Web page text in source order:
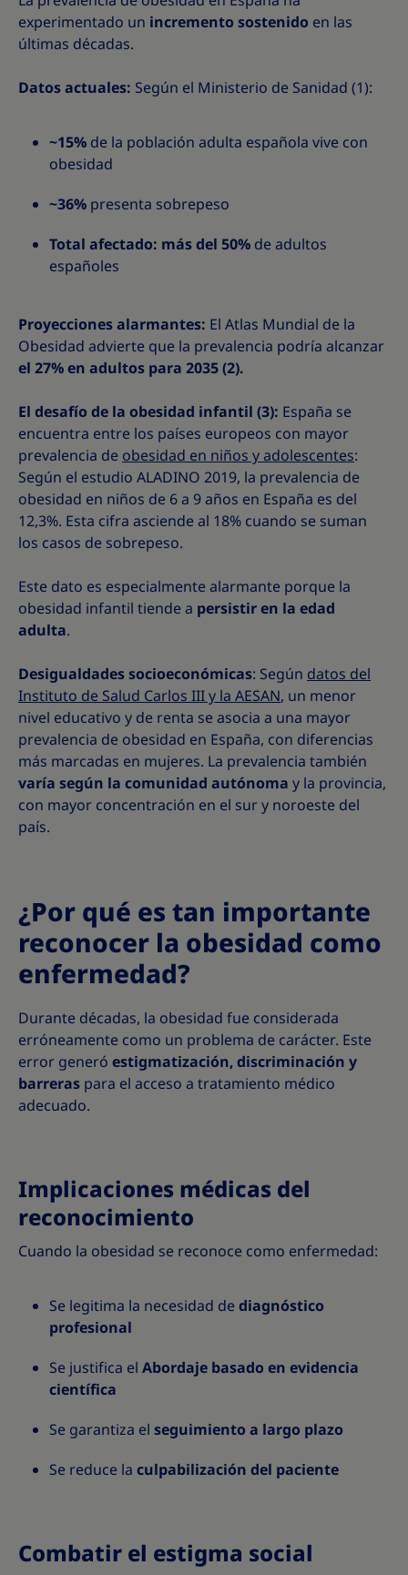
experimentado un incremento sostenido en las
últimas décadas.
Datos actuales: Según el Ministerio de Sanidad (1):
~15% de la población adulta española vive con
obesidad
~36% presenta sobrepeso
Total afectado: más del 50% de adultos
españoles
Proyecciones alarmantes: El Atlas Mundial de la
Obesidad advierte que la prevalencia podría alcanzar
el 27% en adultos para 2035 (2).
El desafío de la obesidad infantil (3): España se
encuentra entre los países europeos con mayor
prevalencia de obesidad en niños y adolescentes:
Según el estudio ALADINO 2019, la prevalencia de
obesidad en niños de 6 a 9 años en España es del
12,3%. Esta cifra asciende al 18% cuando se suman
los casos de sobrepeso.
Este dato es especialmente alarmante porque la
obesidad infantil tiende a persistir en la edad
adulta.
Desigualdades socioeconómicas: Según datos del
Instituto de Salud Carlos III y la AESAN, un menor
nivel educativo y de renta se asocia a una mayor
prevalencia de obesidad en España, con diferencias
más marcadas en mujeres. La prevalencia también
varía según la comunidad autónoma y la provincia,
con mayor concentración en el sur y noroeste del
país.
¿Por qué es tan importante
reconocer la obesidad como
enfermedad?
Durante décadas, la obesidad fue considerada
erróneamente como un problema de carácter. Este
error generó estigmatización, discriminación y
barreras para el acceso a tratamiento médico
adecuado.
Implicaciones médicas del
reconocimiento
Cuando la obesidad se reconoce como enfermedad:
Se legitima la necesidad dediagnóstico
profesional
Se justifica el Abordaje basado en evidencia
científica
Se garantiza el seguimiento a largo plazo
Se reduce la culpabilización del paciente
Combatir el estigma social